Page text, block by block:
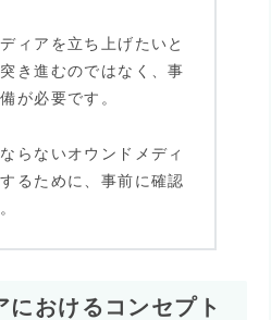
ィアを立ち上げたいと
き進むのではなく、事
が必要です。
らないオウンドメディ
るために、事前に確認
におけるコンセプト